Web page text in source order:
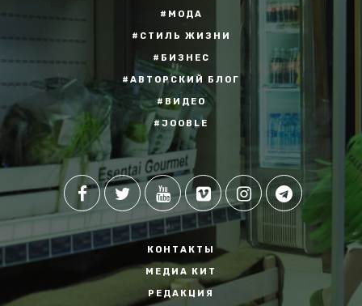
#МОДА
#СТИЛЬ ЖИЗНИ
#БИЗНЕС
#АВТОРСКИЙ БЛОГ
#ВИДЕО
#JOOBLE
КОНТАКТЫ
МЕДИА КИТ
РЕДАКЦИЯ